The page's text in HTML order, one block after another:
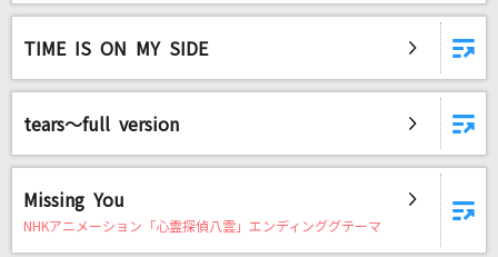
Buono!
I LOVE YOU
旅の途中
TIME IS ON MY SIDE
tears～full version
Missing You
NHKアニメーション「心霊探偵八雲」エンディンググテーマ